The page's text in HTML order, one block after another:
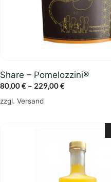
Share – Pomelozzini®
80,00€ – 229,00€Preisspanne:
zzgl. Versand
werden